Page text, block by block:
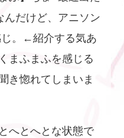
んだけど、アニソン
じ。←紹介する気あ
まふまふを感じる
き惚れてしまいま
へとへとな状態で